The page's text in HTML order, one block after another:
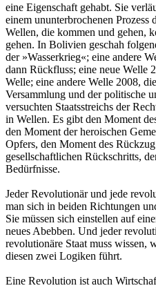
eine Eigenschaft gehabt. Sie
einem ununterbrochenen Prozess
Wellen, die kommen und gehen,
gehen. In Bolivien geschah
der »Wasserkrieg«; eine andere
dann Rückfluss; eine neue Welle
Welle; eine andere Welle 2008,
Versammlung und der politische
versuchten Staatsstreichs der
in Wellen. Es gibt den Moment
den Moment der heroischen
Opfers, den Moment des
gesellschaftlichen Rückschritts,
Bedürfnisse.
Jeder Revolutionär und jede
man sich in beiden Richtungen
Sie müssen sich einstellen auf
neues Abebben. Und jeder
revolutionäre Staat muss
diesen zwei Logiken führt.
Eine Revolution ist auch